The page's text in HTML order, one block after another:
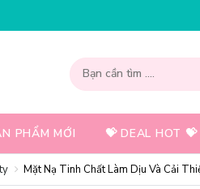
NHẬP MÃ
PHẨM MỚI 💝 DEAL HOT 💝
Mặt Nạ Tinh Chất Làm Dịu Và Cải